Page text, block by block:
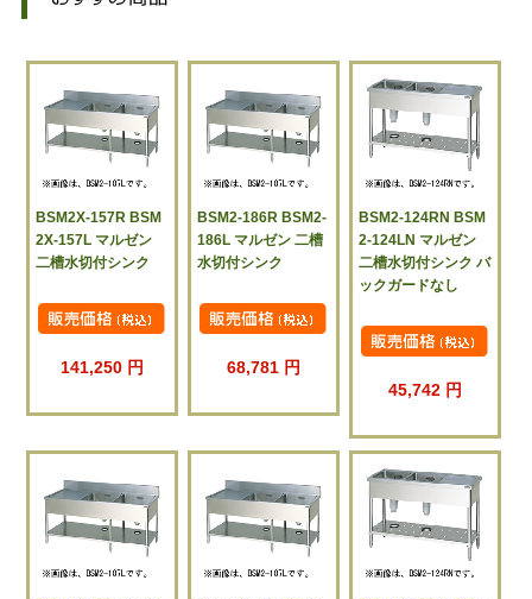
BSM2X-157R BSM
2X-157L マルゼン
二槽水切付シンク
141,250 円
BSM2-186R BSM2-
186L マルゼン 二槽
水切付シンク
68,781 円
BSM2-124RN BSM
2-124LN マルゼン
二槽水切付シンク バ
ックガードなし
45,742 円